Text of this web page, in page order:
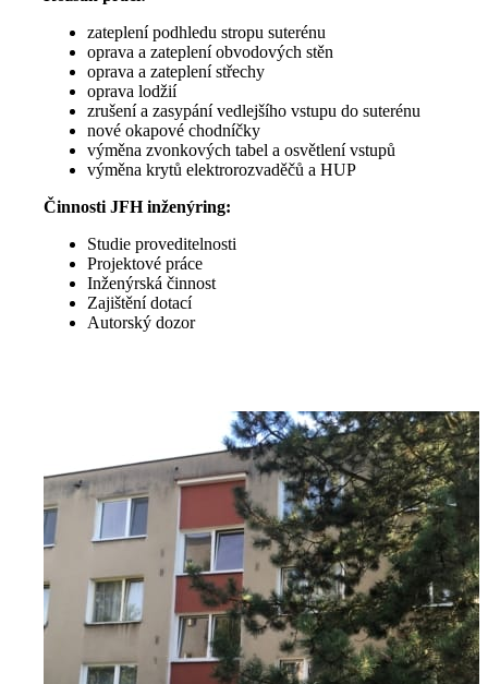
zateplení podhledu stropu suterénu
oprava a zateplení obvodových stěn
oprava a zateplení střechy
oprava lodžií
zrušení a zasypání vedlejšího vstupu do suterénu
nové okapové chodníčky
výměna zvonkových tabel a osvětlení vstupů
výměna krytů elektrorozvaděčů a HUP
Činnosti JFH inženýring:
Studie proveditelnosti
Projektové práce
Inženýrská činnost
Zajištění dotací
Autorský dozor